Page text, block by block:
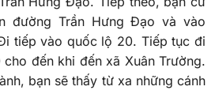
đường Trần Hưng Đạo và vào
tiếp vào quốc lộ 20. Tiếp tục đi
đến khi đến xã Xuân Trường.
bạn sẽ thấy từ xa những cánh